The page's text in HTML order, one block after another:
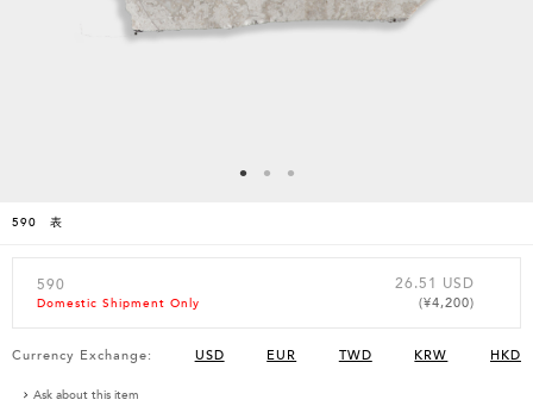
590 表
590
Domestic Shipment Only
26.51 USD
(¥4,200)
Currency Exchange: USD EUR TWD KRW HKD
Ask about this item